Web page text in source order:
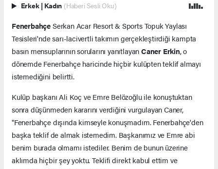
Erkek | Kadın (Haberi Sesli Oku)
FenerbahçeSerkan Acar Resort & Sports Topuk Yaylası
Tesisleri'nde sarı-lacivertli takımın gerçekleştirdiği kampta
basın mensuplarının sorularını yanıtlayanCaner Erkin, o
dönemde Fenerbahçe haricinde hiçbir kulüpten teklif almayı
istemediğini belirtti.
Kulüp başkanı Ali Koç ve Emre Belözoğlu ile konuştuktan
sonra düşünmeden kararını verdiğini vurgulayan Caner,
"Fenerbahçe dışında kimseyle konuşmadım. Fenerbahçe'den
başka teklif de almak istemedim. Başkanımız ve Emre abi
benim burada olmamı istediler. Benim de bunun üzerine
aklımda hiçbir şey yoktu. Teklifi direkt kabul ettim ve